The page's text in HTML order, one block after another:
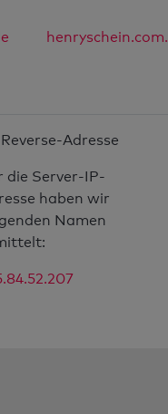
Reverse-Adresse
die Server-IP-
haben wir
Namen